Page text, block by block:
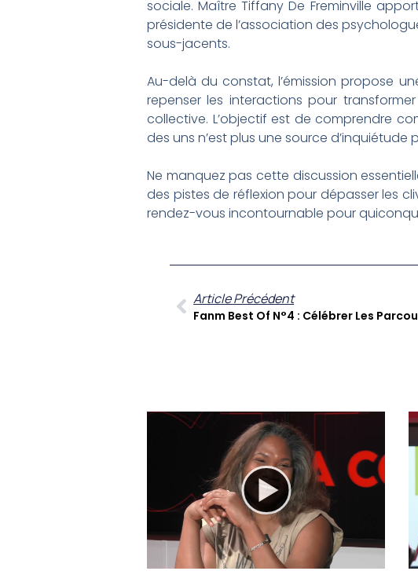
sociale. Maître Tiffany De Freminville
présidente de l’association des
sous-jacents.
Au-delà du constat, l’émission propose
repenser les interactions pour
collective. L’objectif est de comprendre
des uns n’est plus une source d’inquiétude
Ne manquez pas cette discussion
des pistes de réflexion pour dépasser les
rendez-vous incontournable pour
Article Précédent